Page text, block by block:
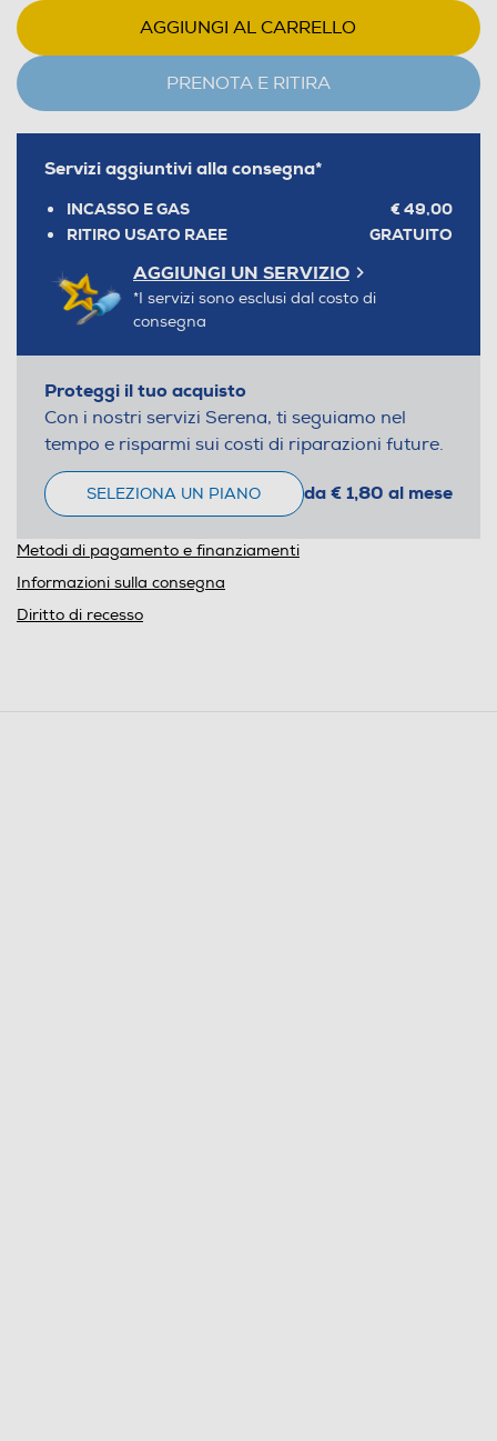
AGGIUNGI AL CARRELLO
PRENOTA E RITIRA
Servizi aggiuntivi alla consegna*
INCASSO E GAS
€ 49,00
RITIRO USATO RAEE
GRATUITO
AGGIUNGI UN SERVIZIO
*I servizi sono esclusi dal costo di
consegna
Proteggi il tuo acquisto
Con i nostri servizi Serena, ti seguiamo nel
tempo e risparmi sui costi di riparazioni future.
SELEZIONA UN PIANO da € 1,80 al mese
Metodi di pagamento e finanziamenti
Informazioni sulla consegna
Diritto di recesso